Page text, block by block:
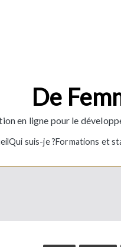
De
en ligne pour le
Qui suis-je ?Formations et